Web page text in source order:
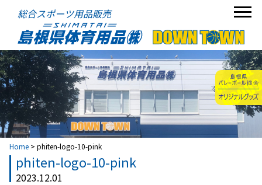
総合スポーツ用品販売
Home > phiten-logo-10-pink
phiten-logo-10-pink
2023.12.01